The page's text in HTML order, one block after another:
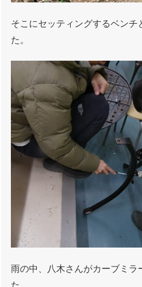
そこにセッティングするベンチ
た。
雨の中、八木さんがカーブミラ